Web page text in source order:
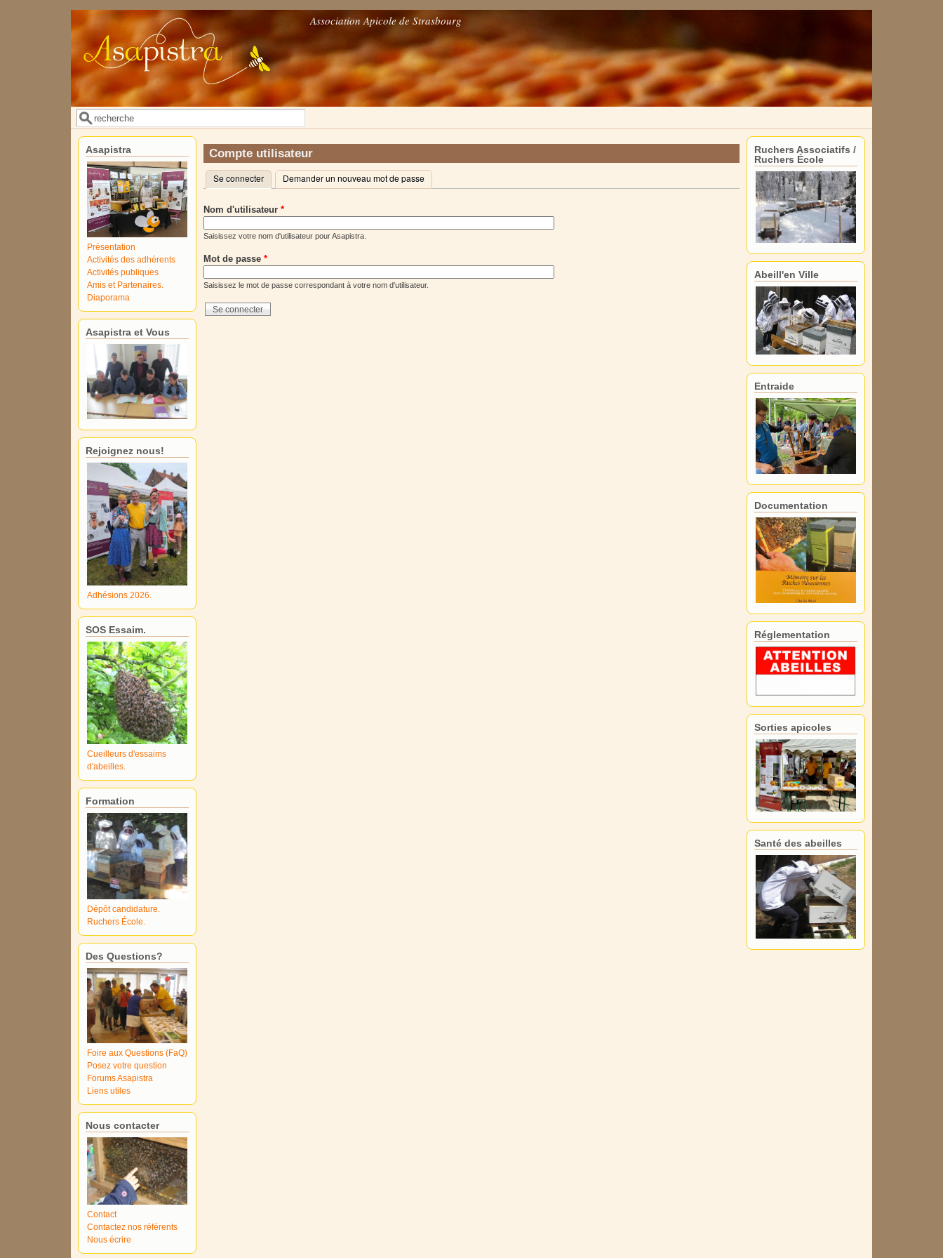
Association Apicole de Strasbourg
Formulaire de recherche
Rechercher
Compte utilisateur
Onglets principaux
Se connecter (onglet actif)
Demander un nouveau mot de passe
Nom d'utilisateur*
Saisissez votre nom d'utilisateur pour Asapistra.
Mot de passe*
Saisissez le mot de passe correspondant à votre nom d'utilisateur.
Asapistra
Présentation
Activités des adhérents
Activités publiques
Amis et Partenaires.
Diaporama
Asapistra et Vous
Rejoignez nous!
Adhésions 2026.
SOS Essaim.
Cueilleurs d'essaims
d'abeilles.
Formation
Dépôt candidature.
Ruchers École.
Des Questions?
Foire aux Questions (FaQ)
Posez votre question
Forums Asapistra
Liens utiles
Nous contacter
Contact
Contactez nos référents
Nous écrire
Ruchers Associatifs /
Ruchers École
Abeill'en Ville
Entraide
Documentation
Réglementation
Sorties apicoles
Santé des abeilles